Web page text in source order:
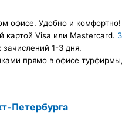
офисе. Удобно и комфортно!
картой Visa или Mastercard.
1-3 дня.
прямо в офисе
Петербурга